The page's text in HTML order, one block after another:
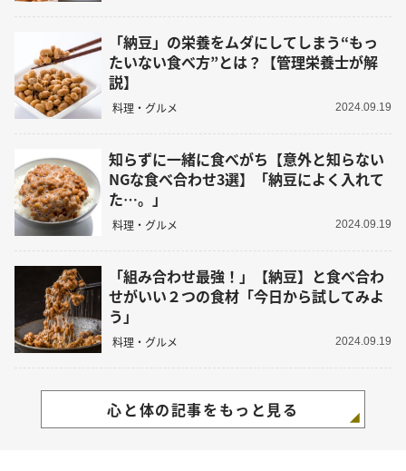
「納豆」の栄養をムダにしてしまう“もっ
たいない食べ方”とは？【管理栄養士が解
説】
料理・グルメ 2024.09.19
知らずに一緒に食べがち【意外と知らない
NGな食べ合わせ3選】「納豆によく入れて
た…。」
料理・グルメ 2024.09.19
「組み合わせ最強！」【納豆】と食べ合わ
せがいい２つの食材「今日から試してみよ
う」
料理・グルメ 2024.09.19
心と体の記事をもっと見る